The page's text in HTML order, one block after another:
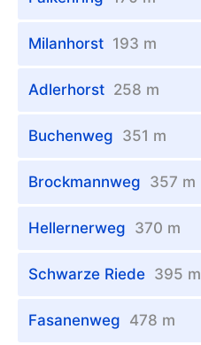
Milanhorst 193 m
Adlerhorst 258 m
Buchenweg 351 m
Brockmannweg 357 m
Hellernerweg 370 m
Schwarze Riede 395 m
Fasanenweg 478 m